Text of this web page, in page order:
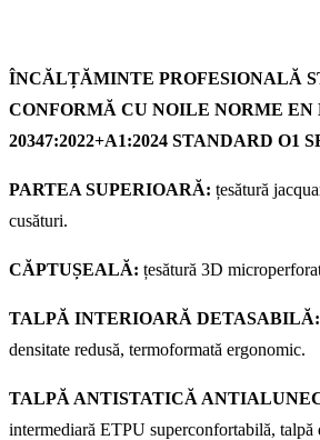
ÎNCĂLȚĂMINTE PROFESIONALĂ
CONFORMĂ CU NOILE NORME EN
20347:2022+A1:2024 STANDARD O1
PARTEA SUPERIOARĂ: țesătură
cusături.
CĂPTUȘEALĂ: țesătură 3D
TALPĂ INTERIOARĂ DETASABILĂ:
densitate redusă, termoformată ergonomic.
TALPĂ ANTISTATICĂ
intermediară ETPU superconfortabilă,